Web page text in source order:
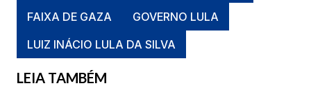
FAIXA DE GAZA
GOVERNO LULA
LUIZ INÁCIO LULA DA SILVA
LEIA TAMBÉM